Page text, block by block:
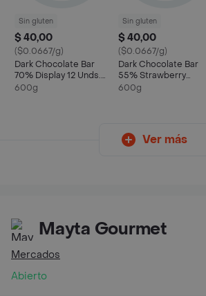
Sin gluten
$ 40,00
($0.0667/g)
Dark Chocolate Bar
70% Display 12 Unds.
600g
600g
Sin gluten
$ 40,00
($0.0667/g)
Dark Chocolate Bar
55% Strawberry
Display 12 Unds. Mayta
600g
Ver más
Mayta Gourmet
Mercados
Abierto